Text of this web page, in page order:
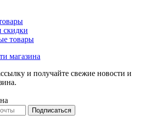
скидки
товары
магазина
и получайте свежие новости и